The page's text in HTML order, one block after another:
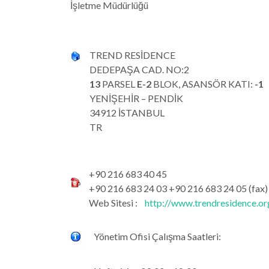
İşletme Müdürlüğü
TREND RESİDENCE
DEDEPAŞA CAD. NO:2
13 PARSEL E-2 BLOK, ASANSÖR KATI: -1
YENİŞEHİR – PENDİK
34912 İSTANBUL
TR
+90 216 683 40 45
+90 216 683 24 03 +90 216 683 24 05 (fax)
Web Sitesi : http://
Yönetim Ofisi Çalışma Saatleri: